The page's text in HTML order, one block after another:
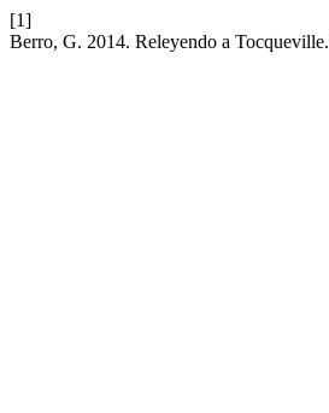
[1]
Berro, G. 2014. Releyendo a Tocqueville.